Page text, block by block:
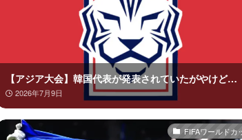
【アジア大会】韓国代表が発表されていたがやけど…
2026年7月9日
FIFAワールドカ